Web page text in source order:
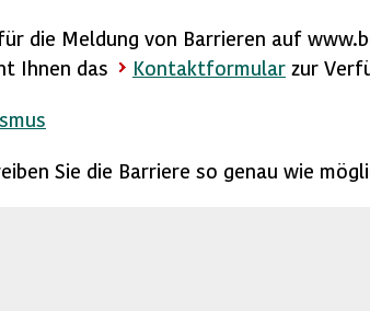
die Meldung von Barrieren auf
Ihnen das
Kontaktformular zur
Sie die Barriere so genau wie